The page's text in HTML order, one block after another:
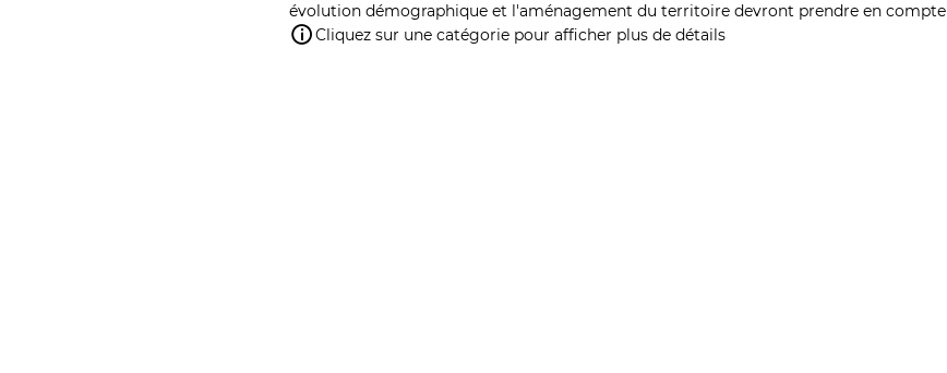
évolution démographique et l'aménagement du territoire devront prendre en compte
Cliquez sur une catégorie pour afficher plus de détails